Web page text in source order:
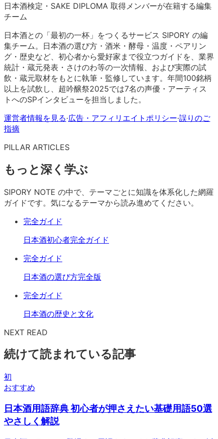
日本酒検定・SAKE DIPLOMA 取得メンバーが在籍する編集
チーム
日本酒との「最初の一杯」をつくるサービス SIPORY の編
集チーム。日本酒の選び方・酒米・酵母・温度・ペアリン
グ・歴史など、初心者から愛好家まで役立つガイドを、業界
統計・蔵元発表・さけのわ等の一次情報、および実際の試
飲・蔵元取材をもとに執筆・監修しています。年間100銘柄
以上を試飲し、超吟醸祭2025では7名の声優・アーティス
トへのSPインタビューを担当しました。
運営者情報を見る·広告・アフィリエイトポリシー·誤りのご
指摘
PILLAR ARTICLES
もっと深く学ぶ
SIPORY NOTE の中で、テーマごとに知識を体系化した網羅
ガイドです。気になるテーマから読み進めてください。
完全ガイド
日本酒初心者完全ガイド
完全ガイド
日本酒の選び方完全版
完全ガイド
日本酒の歴史と文化
NEXT READ
続けて読まれている記事
初
おすすめ
日本酒用語辞典 初心者が押さえたい基礎用語50選
やさしく解説